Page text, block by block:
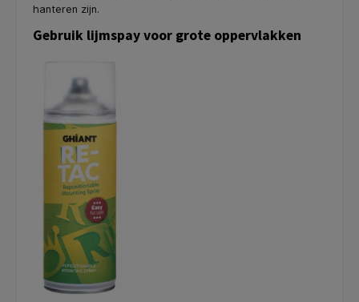
hanteren zijn.
Gebruik lijmspay voor grote oppervlakken